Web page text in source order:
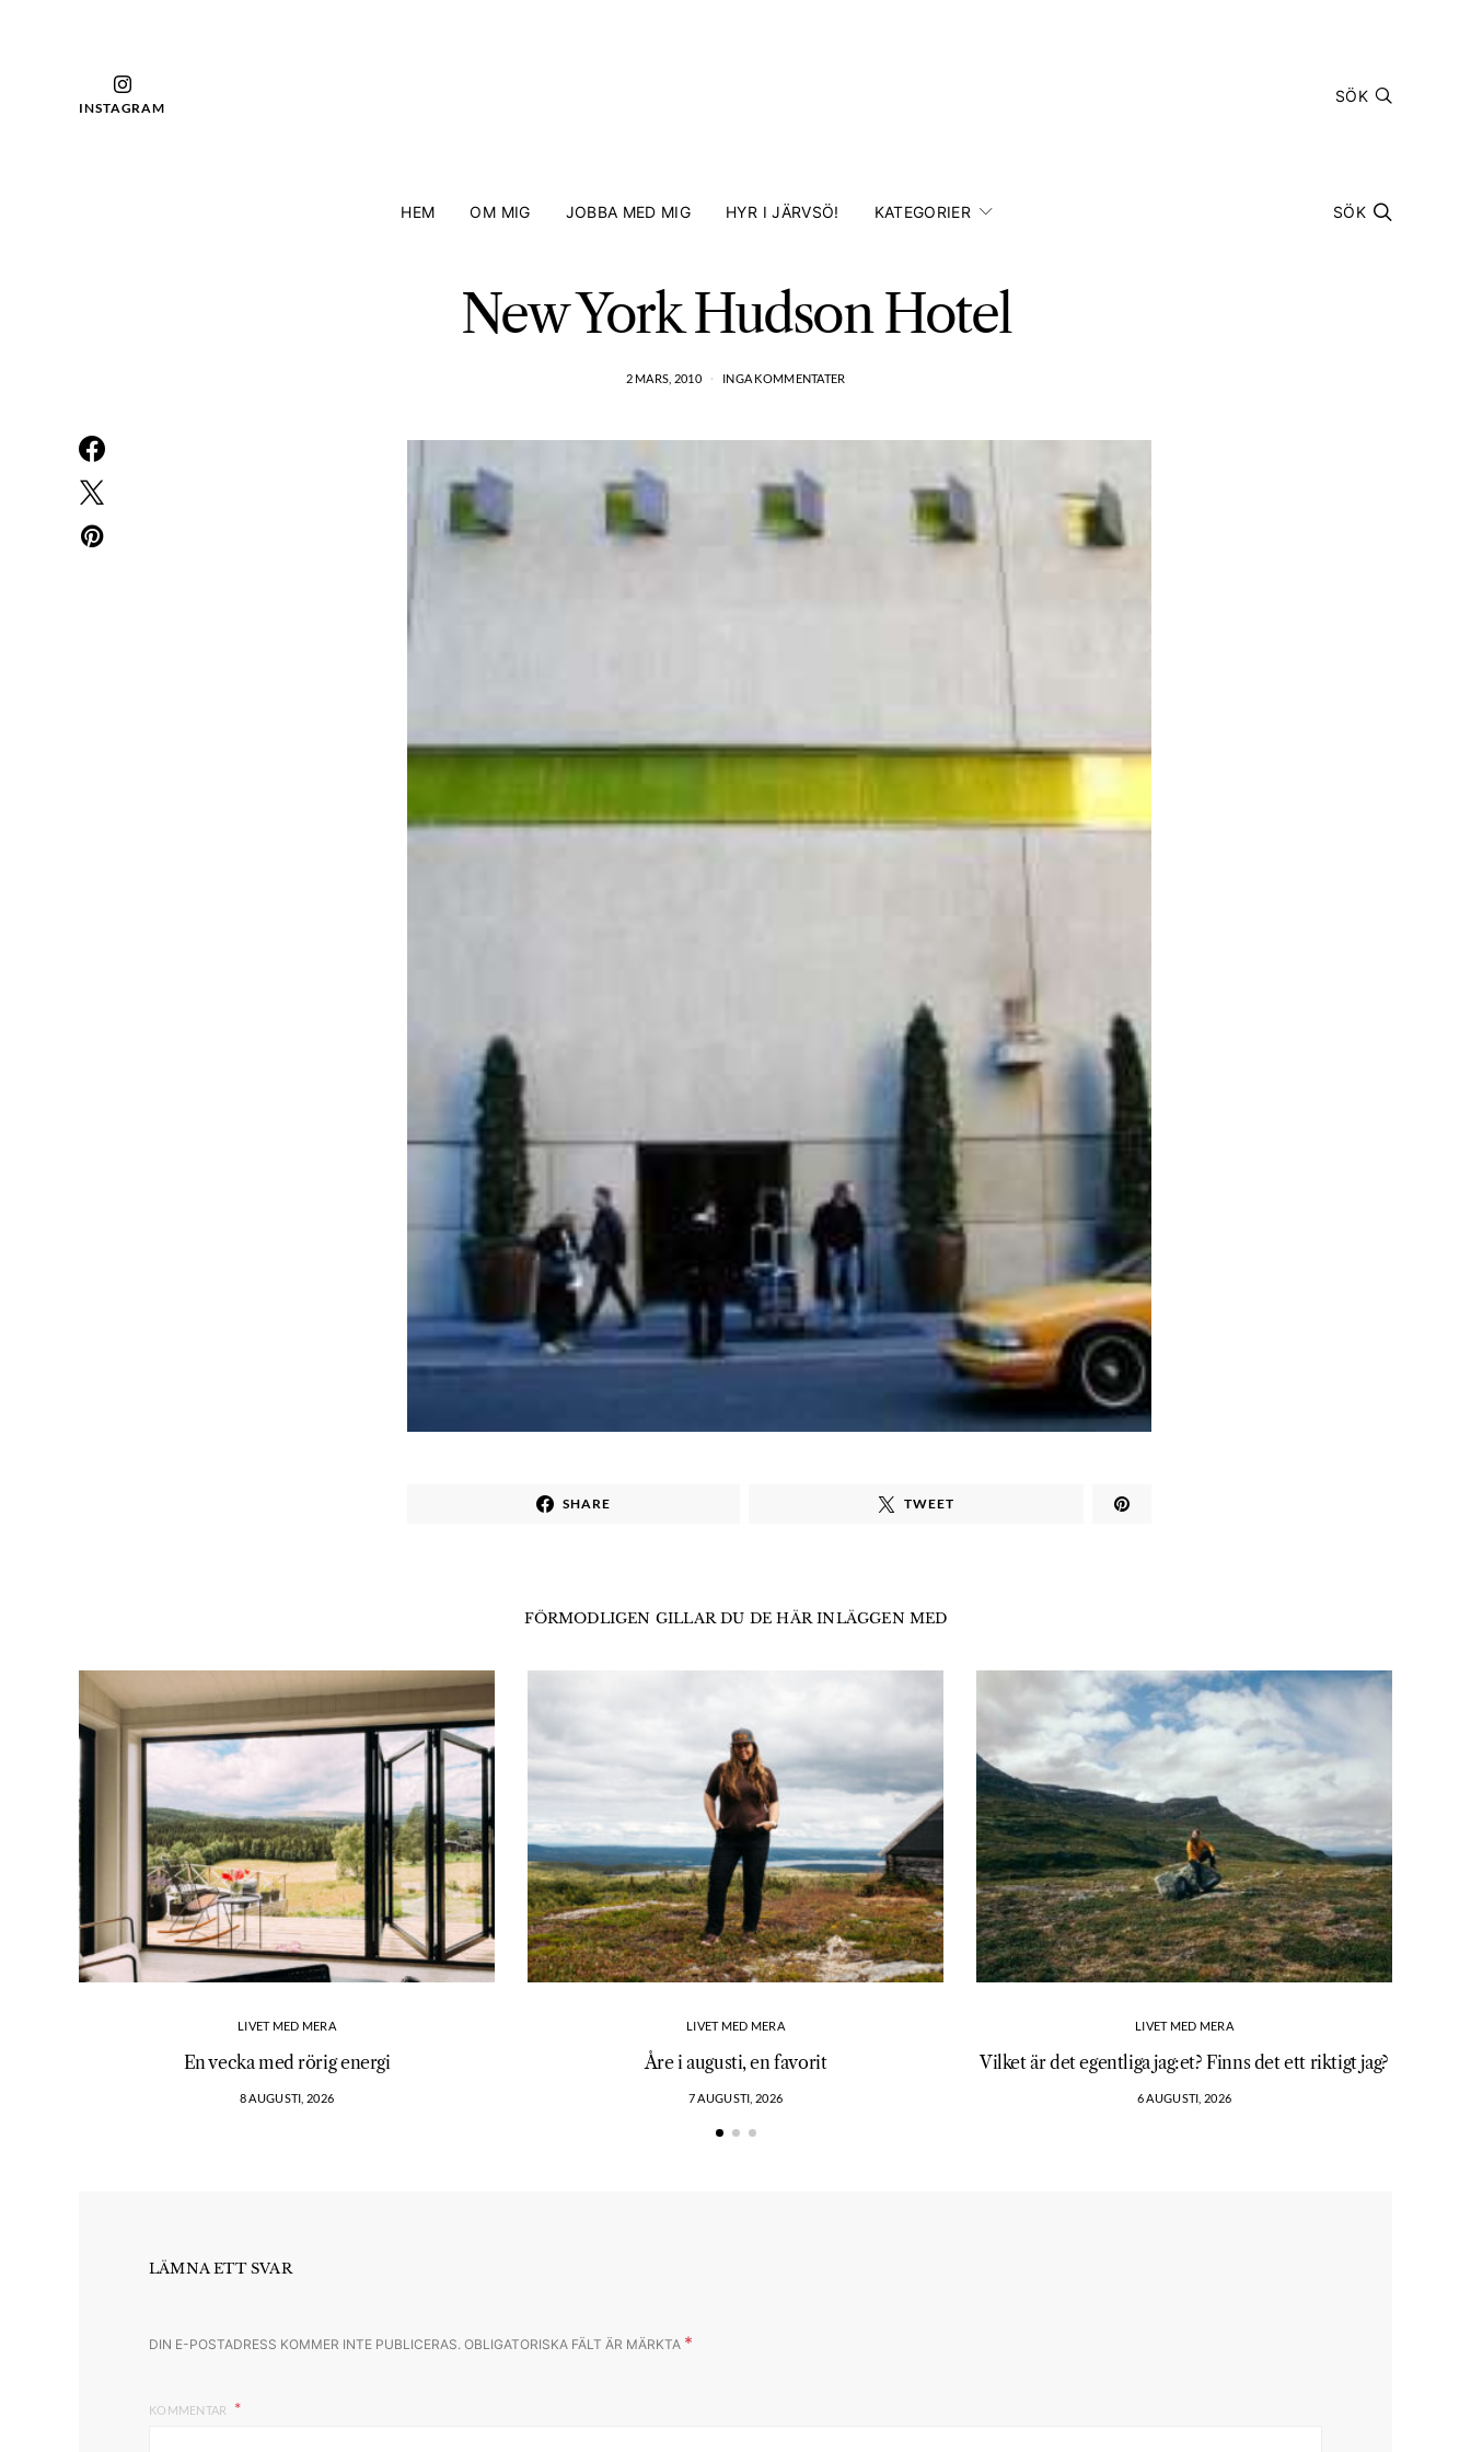
INSTAGRAM
SÖK
HEM OM MIG JOBBA MED MIG HYR I JÄRVSÖ! KATEGORIER SÖK
New York Hudson Hotel
2 MARS, 2010 INGA KOMMENTATER
SHARE TWEET
FÖRMODLIGEN GILLAR DU DE HÄR INLÄGGEN MED
LIVET MED MERA
En vecka med rörig energi
8 AUGUSTI, 2026
LIVET MED MERA
Åre i augusti, en favorit
7 AUGUSTI, 2026
LIVET MED MERA
Vilket är det egentliga jag:et? Finns det ett riktigt jag?
6 AUGUSTI, 2026
LÄMNA ETT SVAR
DIN E-POSTADRESS KOMMER INTE PUBLICERAS. OBLIGATORISKA FÄLT ÄR MÄRKTA *
KOMMENTAR